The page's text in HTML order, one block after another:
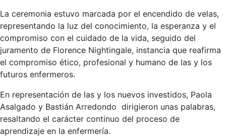
La ceremonia estuvo marcada por el encendido de velas,
representando la luz del conocimiento, la esperanza y el
compromiso con el cuidado de la vida, seguido del
juramento de Florence Nightingale, instancia que reafirma
el compromiso ético, profesional y humano de las y los
futuros enfermeros.
En representación de las y los nuevos investidos, Paola
Asalgado y Bastián Arredondo dirigieron unas palabras,
resaltando el carácter continuo del proceso de
aprendizaje en la enfermería.